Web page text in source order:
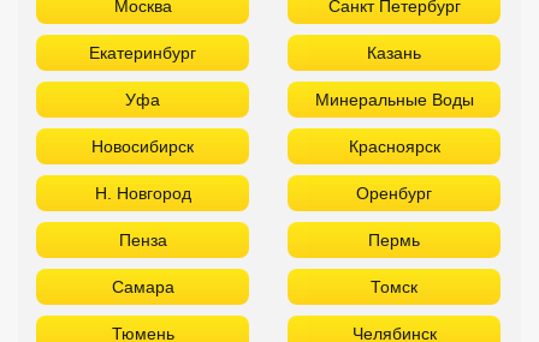
Москва Санкт Петербург
Екатеринбург Казань
Уфа Минеральные Воды
Новосибирск Красноярск
Н. Новгород Оренбург
Пенза Пермь
Самара Томск
Тюмень Челябинск